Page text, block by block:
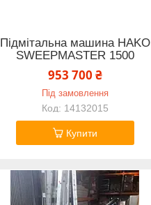
Підмітальна машина HAKO
SWEEPMASTER 1500
953 700 ₴
Під замовлення
14132015
Купити